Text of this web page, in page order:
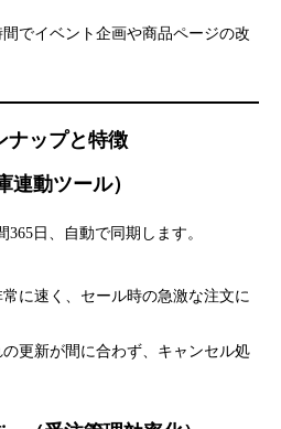
でイベント企画や商品ページの改
ナップと特徴
動ツール）
日、自動で同期します。
に速く、セール時の急激な注文に
の更新が間に合わず、キャンセル処